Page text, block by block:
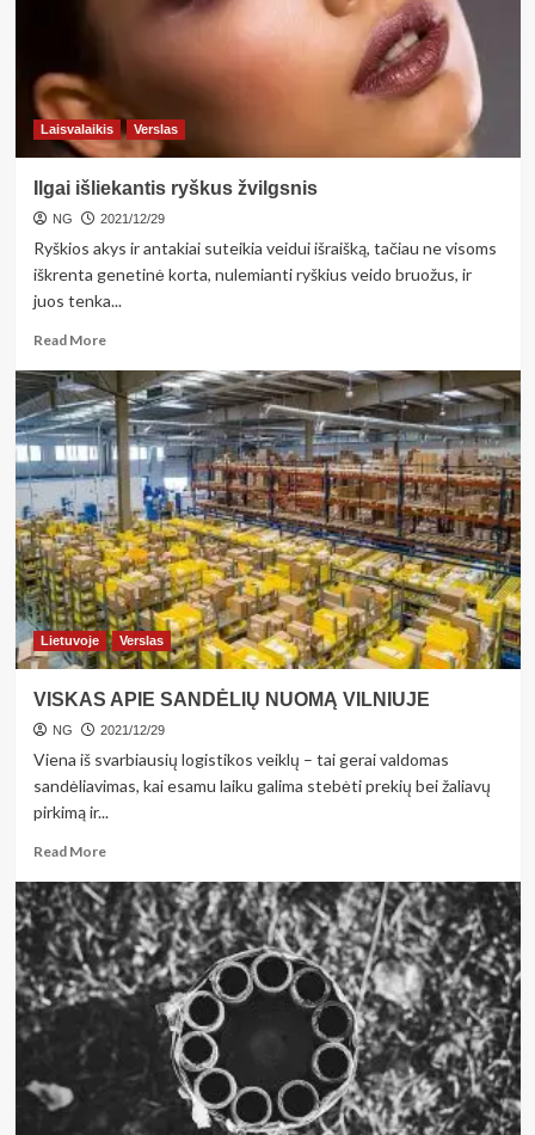
dieną?
Laisvalaikis Verslas
Ilgai išliekantis ryškus žvilgsnis
NG 2021/12/29
Ryškios akys ir antakiai suteikia veidui išraišką, tačiau ne visoms
iškrenta genetinė korta, nulemianti ryškius veido bruožus, ir
juos tenka...
Read MoreRead
about
Ilgai
išliekantis
ryškus
žvilgsnis
Lietuvoje Verslas
VISKAS APIE SANDĖLIŲ NUOMĄ VILNIUJE
NG 2021/12/29
Viena iš svarbiausių logistikos veiklų – tai gerai valdomas
sandėliavimas, kai esamu laiku galima stebėti prekių bei žaliavų
pirkimą ir...
Read MoreRead
about
VISKAS
APIE
SANDĖLIŲ
NUOMĄ
VILNIUJE